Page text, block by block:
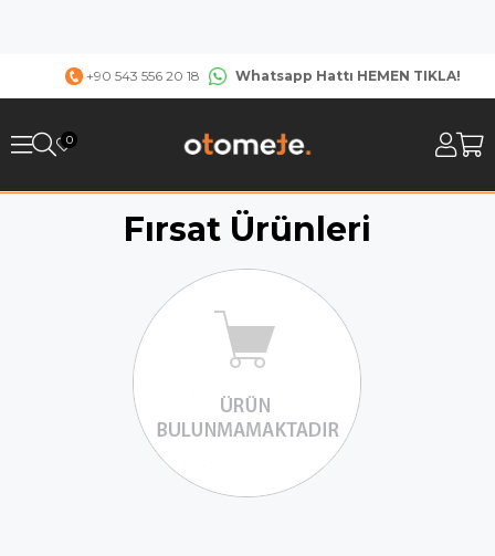
+90 543 556 20 18 Whatsapp Hattı HEMEN TIKLA!
0
Fırsat Ürünleri